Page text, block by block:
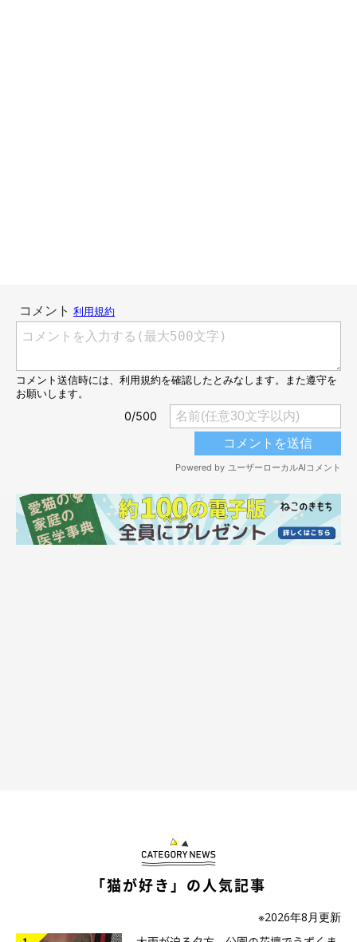
「“ソファの背もたれのクッションの
やつ”を倒れないようにする係」
に昇進致しました！！お給料にしたらどのくらい上がるのだろう
か！！すごい！(たぶん)
「猫が好き」の人気記事
※2026年8月更新